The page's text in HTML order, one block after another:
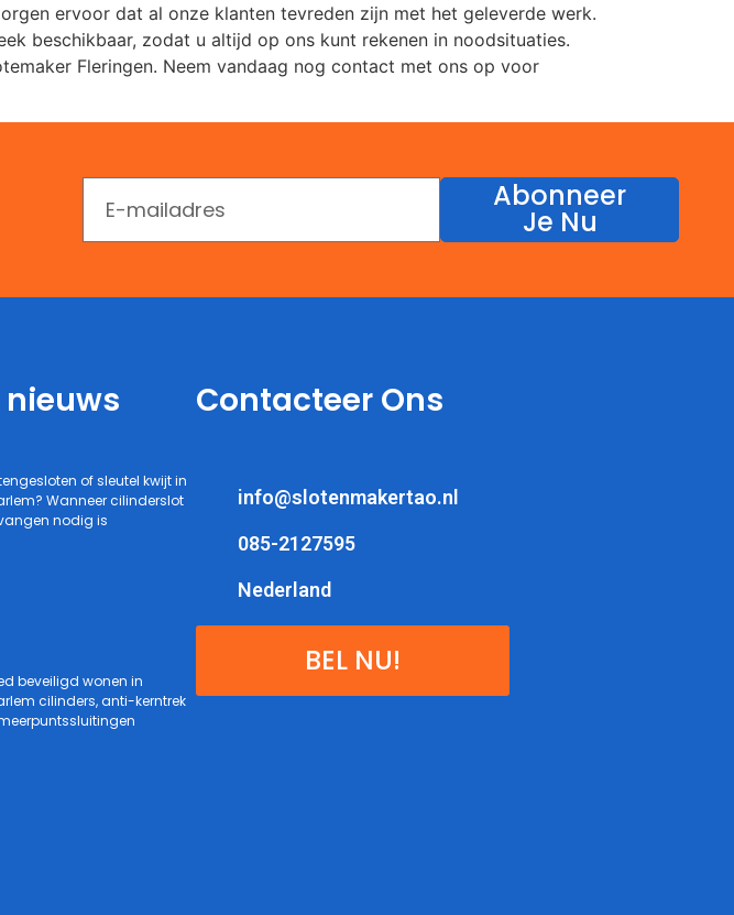
ervoor dat al onze klanten tevreden zijn met het geleverde werk.
beschikbaar, zodat u altijd op ons kunt rekenen in noodsituaties.
Fleringen. Neem vandaag nog contact met ons op voor
Abonneer
Je Nu
of sleutel kwijt in
Wanneer cilinderslot
nodig is
beveiligd wonen in
cilinders, anti-kerntrek
Contacteer Ons
info@slotenmakertao.nl
085-2127595
Nederland
BEL NU!